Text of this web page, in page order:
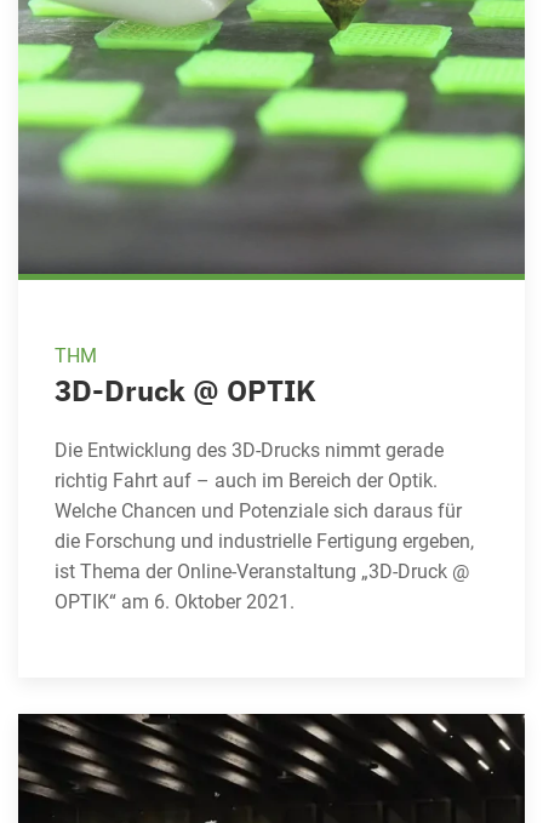
THM
3D-Druck @ OPTIK
Die Entwicklung des 3D-Drucks nimmt gerade
richtig Fahrt auf – auch im Bereich der Optik.
Welche Chancen und Potenziale sich daraus für
die Forschung und industrielle Fertigung ergeben,
ist Thema der Online-Veranstaltung „3D-Druck @
OPTIK“ am 6. Oktober 2021.